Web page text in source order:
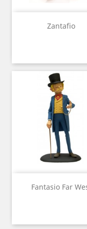
Zantafio
Fantasio Far